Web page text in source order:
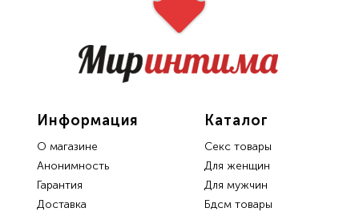
Каталог
Секс товары
Для женщин
Для мужчин
Бдсм товары
Информация
О магазине
Анонимность
Гарантия
Доставка